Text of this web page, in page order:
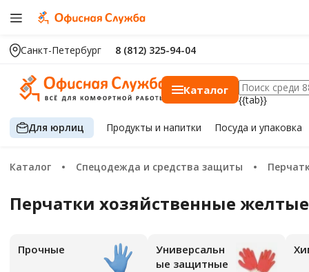
Санкт-Петербург 8 (812) 325-94-04
Каталог
{{tab}}
Для юрлиц Продуктыи напитки Посуда и упаковка
Каталог Спецодежда и средства защиты
Перчатки хозяйственные
Прочные
Универсальн
ые защитные